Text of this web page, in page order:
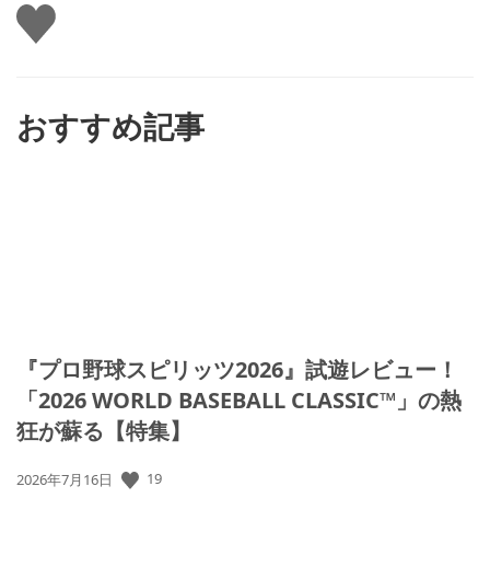
い
い
おすすめ記事
『プロ野球スピリッツ2026』試遊レビュー！
「2026 WORLD BASEBALL CLASSIC™」の熱
狂が蘇る【特集】
公
2026年7月16日 19